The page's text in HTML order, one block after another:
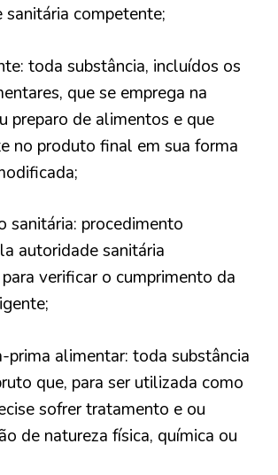
sanitária competente;
toda substância, incluídos os
que se emprega na
preparo de alimentos e que
no produto final em sua forma
sanitária: procedimento
autoridade sanitária
verificar o cumprimento da
prima alimentar: toda substância
que, para ser utilizada como
sofrer tratamento e ou
de natureza física, química ou